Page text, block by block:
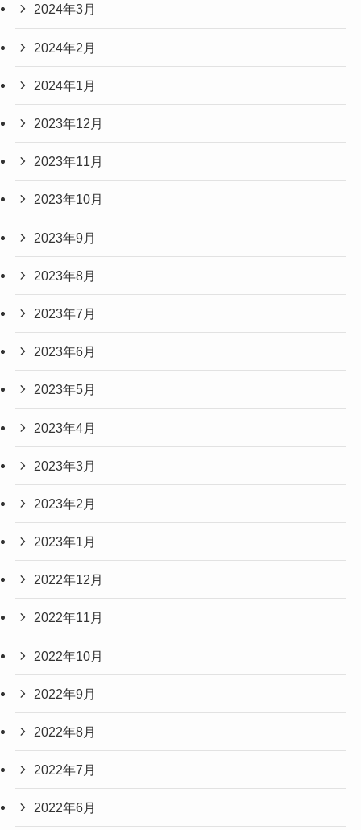
2024年3月
2024年2月
2024年1月
2023年12月
2023年11月
2023年10月
2023年9月
2023年8月
2023年7月
2023年6月
2023年5月
2023年4月
2023年3月
2023年2月
2023年1月
2022年12月
2022年11月
2022年10月
2022年9月
2022年8月
2022年7月
2022年6月